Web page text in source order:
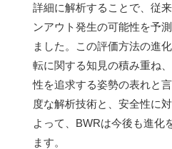
詳細に解析することで、従
ンアウト発生の可能性を予
ました。この評価方法の進
転に関する知見の積み重ね
性を追求する姿勢の表れと
度な解析技術と、安全性に
よって、BWRは今後も進化
ます。